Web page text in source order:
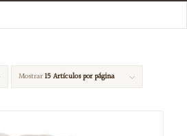
Mostrar15 Artículos por página